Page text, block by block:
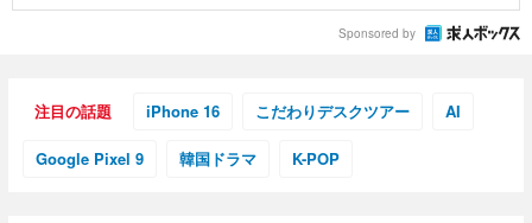
Sponsored by
注目の話題 iPhone 16 こだわりデスクツアー AI
Google Pixel 9 韓国ドラマ K-POP